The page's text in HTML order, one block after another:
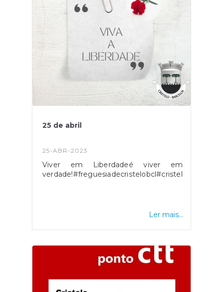
25 de abril
25-ABR-2023
Viver em Liberdadeé viver em
Ler mais...